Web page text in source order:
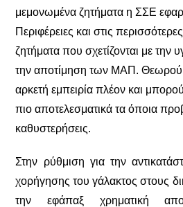
μεμονωμένα ζητήματα η ΣΣΕ
Περιφέρειες και στις
ζητήματα που σχετίζονται με την
την αποτίμηση των ΜΑΠ.
αρκετή εμπειρία πλέον και
πιο αποτελεσματικά τα όποια
καθυστερήσεις.
Στην ρύθμιση για την
χορήγησης του γάλακτος στους
την εφάπαξ χρηματική